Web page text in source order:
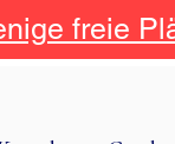
freie